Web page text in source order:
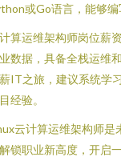
或Go语言，能够编
算运维架构师岗位薪
数据，具备全栈运维
IT之旅，建议系统学
经验。
云计算运维架构师
锁职业新高度，开启